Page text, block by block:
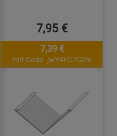
7,95 €
7,39 €
mit Code: jwY4FC7G2m